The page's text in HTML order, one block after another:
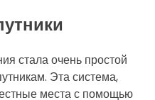
стала очень простой
Эта система,
места с помощью